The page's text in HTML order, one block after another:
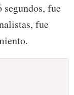
fue
fue